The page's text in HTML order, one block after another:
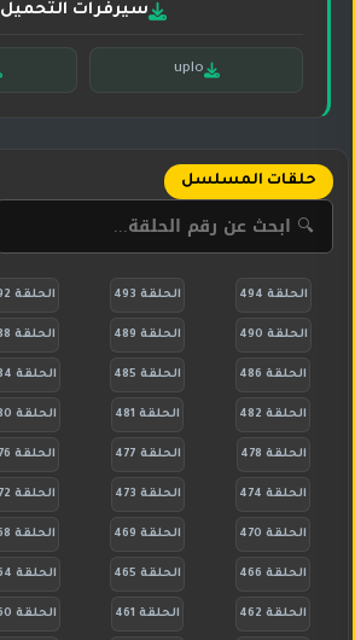
سيرفرات التحميل
uplo
حلقات المسلسل
الحلقة 494 الحلقة 493 الحلقة 492
الحلقة 490 الحلقة 489 الحلقة 488
الحلقة 486 الحلقة 485 الحلقة 484
الحلقة 482 الحلقة 481 الحلقة 480
الحلقة 478 الحلقة 477 الحلقة 476
الحلقة 474 الحلقة 473 الحلقة 472
الحلقة 470 الحلقة 469 الحلقة 468
الحلقة 466 الحلقة 465 الحلقة 464
الحلقة 462 الحلقة 461 الحلقة 460